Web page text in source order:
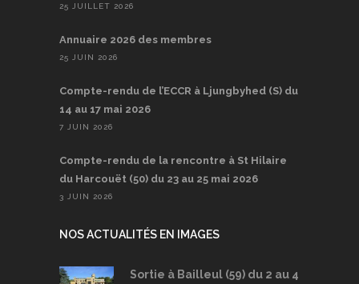
25 JUILLET 2026
Annuaire 2026 des membres
25 JUIN 2026
Compte-rendu de l’ECCR à Ljungbyhed (S) du
14 au 17 mai 2026
7 JUIN 2026
Compte-rendu de la rencontre à St Hilaire
du Harcouët (50) du 23 au 25 mai 2026
3 JUIN 2026
NOS ACTUALITÉS EN IMAGES
Sortie à Bailleul (59) du 2 au 4